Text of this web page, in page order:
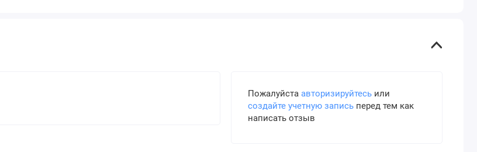
Пожалуйста авторизируйтесьили
создайте учетную записьперед тем как
написать отзыв